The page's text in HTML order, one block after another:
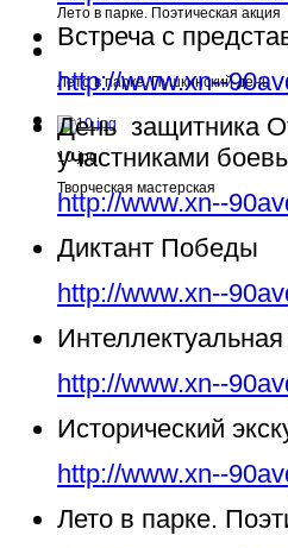
Лето в парке. Поэтическая акция
Лето в парке. Пушкинский день
10.jpg
Творческая мастерская
Встреча с
http://www.xn--
День защитника
участниками
http://www.xn--
Диктант Победы
http://www.xn--
http://www.xn--
Исторический
http://www.xn--
Лето в парке.